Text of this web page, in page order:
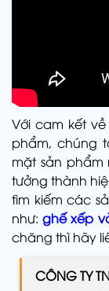
Với cam kết
phẩm, chúng
mặt sản
tưởng thành
tìm kiếm các
như:ghế xếp
chăng thì hãy
CÔNG TY